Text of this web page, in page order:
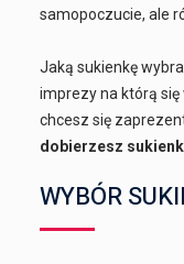
samopoczucie, ale
Jaką sukienkę
imprezy na którą
chcesz się
dobierzesz
WYBÓR